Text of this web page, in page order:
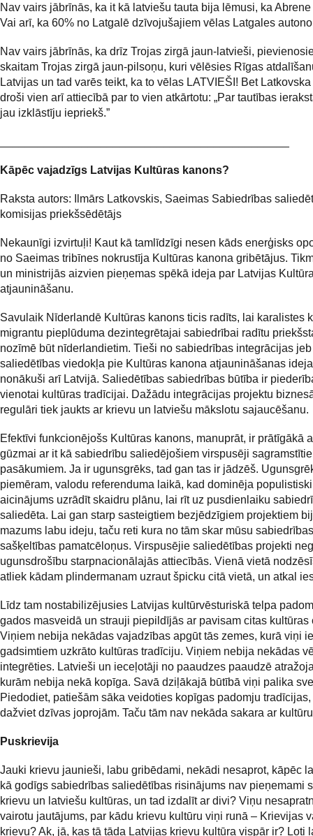
Nav vairs jābrīnās, ka it kā latviešu tauta bija lēmusi, ka
Vai arī, ka 60% no Latgalē dzīvojušajiem vēlas Latgales
Nav vairs jābrīnās, ka drīz Trojas zirgā jaun-latvieši,
skaitam Trojas zirgā jaun-pilsoņu, kuri vēlēsies Rīgas
Latvijas un tad varēs teikt, ka to vēlas LATVIEŠI! Bet
droši vien arī attiecībā par to vien atkārtotu: „Par tautības
jau izklāstīju iepriekš.”
Kāpēc vajadzīgs Latvijas Kultūras kanons?
Raksta autors: Ilmārs Latkovskis, Saeimas Sabiedrības
komisijas priekšsēdētājs
Nekaunīgi izvirtuļi! Kaut kā tamlīdzīgi nesen kāds enerģisks
no Saeimas tribīnes nokrustīja Kultūras kanona gribētājus.
un ministrijās aizvien pieņemas spēkā ideja par Latvijas
atjaunināšanu.
Savulaik Nīderlandē Kultūras kanons ticis radīts, lai karalistes
migrantu pieplūduma dezintegrētajai sabiedrībai radītu
nozīmē būt nīderlandietim. Tieši no sabiedrības integrācijas jeb
saliedētības viedokļa pie Kultūras kanona atjaunināšanas
nonākuši arī Latvijā. Saliedētības sabiedrības būtība ir
vienotai kultūras tradīcijai. Dažādu integrācijas projektu
regulāri tiek jaukts ar krievu un latviešu mākslotu sajaucēšanu.
Efektīvi funkcionējošs Kultūras kanons, manuprāt, ir prātīgākā
gūzmai ar it kā sabiedrību saliedējošiem virspusēji
pasākumiem. Ja ir ugunsgrēks, tad gan tas ir jādzēš.
piemēram, valodu referenduma laikā, kad dominēja
aicinājums uzrādīt skaidru plānu, lai rīt uz pusdienlaiku
saliedēta. Lai gan starp sasteigtiem bezjēdzīgiem projektiem
mazums labu ideju, taču reti kura no tām skar mūsu sabiedrības
sašķeltības pamatcēloņus. Virspusējie saliedētības projekti
ugunsdrošību starpnacionālajās attiecībās. Vienā vietā
atliek kādam plindermanam uzraut špicku citā vietā, un atkal
Līdz tam nostabilizējusies Latvijas kultūrvēsturiskā telpa
gados masveidā un strauji piepildījās ar pavisam citas kultūras
Viņiem nebija nekādas vajadzības apgūt tās zemes, kurā viņi
gadsimtiem uzkrāto kultūras tradīciju. Viņiem nebija nekādas
integrēties. Latvieši un ieceļotāji no paaudzes paaudzē
kurām nebija nekā kopīga. Savā dziļākajā būtībā viņi palika
Piedodiet, patiešām sāka veidoties kopīgas padomju
dažviet dzīvas joprojām. Taču tām nav nekāda sakara ar
Puskrievija
Jauki krievu jaunieši, labu gribēdami, nekādi nesaprot, kāpēc
kā godīgs sabiedrības saliedētības risinājums nav pieņemami
krievu un latviešu kultūras, un tad izdalīt ar divi? Viņu
vairotu jautājums, par kādu krievu kultūru viņi runā – Krievijas
krievu? Ak, jā, kas tā tāda Latvijas krievu kultūra vispār ir? Ļoti